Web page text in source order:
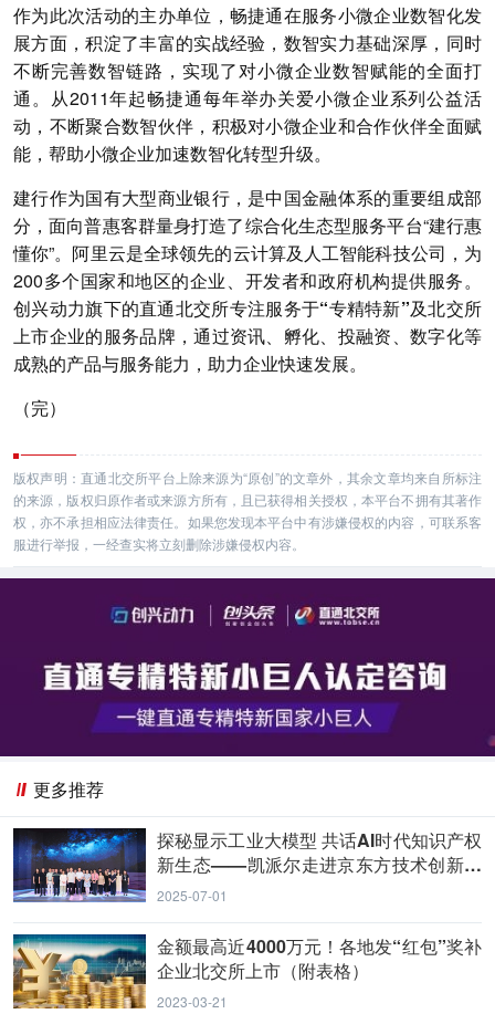
作为此次活动的主办单位，畅捷通在服务小微企业数智化发
展方面，积淀了丰富的实战经验，数智实力基础深厚，同时
不断完善数智链路，实现了对小微企业数智赋能的全面打
通。从2011年起畅捷通每年举办关爱小微企业系列公益活
动，不断聚合数智伙伴，积极对小微企业和合作伙伴全面赋
能，帮助小微企业加速数智化转型升级。
建行作为国有大型商业银行，是中国金融体系的重要组成部
分，面向普惠客群量身打造了综合化生态型服务平台“建行惠
懂你”。阿里云是全球领先的云计算及人工智能科技公司，为
200多个国家和地区的企业、开发者和政府机构提供服务。
创兴动力旗下的直通北交所专注服务于“专精特新”及北交所
上市企业的服务品牌，通过资讯、孵化、投融资、数字化等
成熟的产品与服务能力，助力企业快速发展。
（完）
版权声明：直通北交所平台上除来源为“原创”的文章外，其余文章均来自所标注
的来源，版权归原作者或来源方所有，且已获得相关授权，本平台不拥有其著作
权，亦不承担相应法律责任。如果您发现本平台中有涉嫌侵权的内容，可联系客
服进行举报，一经查实将立刻删除涉嫌侵权内容。
更多推荐
探秘显示工业大模型 共话AI时代知识产权
新生态——凯派尔走进京东方技术创新中
心
2025-07-01
金额最高近4000万元！各地发“红包”奖补
企业北交所上市（附表格）
2023-03-21